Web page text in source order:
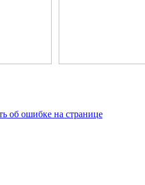
об ошибке на странице